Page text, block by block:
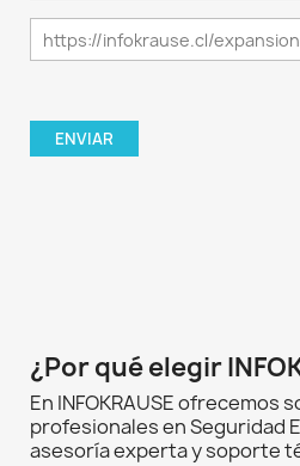
¿Por qué elegir
En INFOKRAUSE ofrecemos
profesionales en Seguridad
asesoría experta y soporte